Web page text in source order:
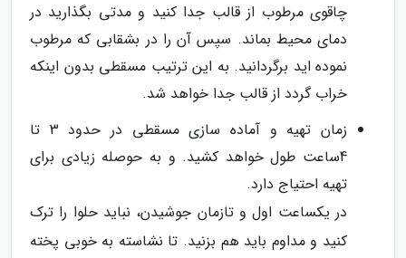
چاقوی مرطوب از قالب جدا کنید و مدتی بگذارید در
دمای محیط بماند. سپس آن را در بشقابی که مرطوب
نموده اید برگردانید. به این ترتیب مسقطی بدون اینکه
خراب گردد از قالب جدا خواهد شد.
زمان تهیه و آماده سازی مسقطی در حدود 3 تا
4ساعت طول خواهد کشید. و به حوصله زیادی برای
تهیه احتیاج دارد.
در یکساعت اول و تازمان جوشیدن، نباید حلوا را ترک
کنید و مداوم باید هم بزنید. تا نشاسته به خوبی پخته